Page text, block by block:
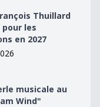
les élections en
Thuillard
les
en 2027
am Wind&quot;
musicale au
Wind"